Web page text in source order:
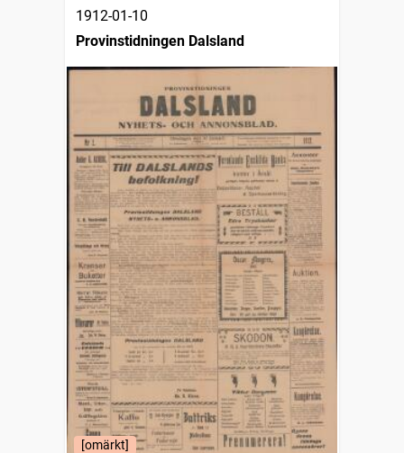
1912-01-10
Provinstidningen Dalsland
[omärkt]